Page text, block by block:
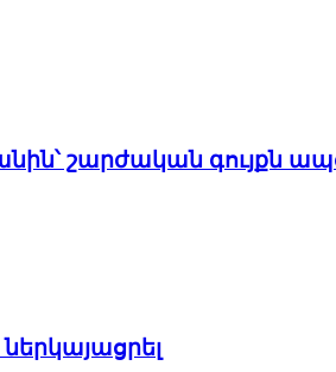
շարժական գույքն